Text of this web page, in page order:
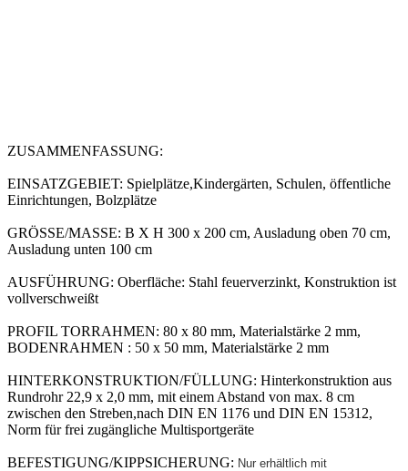
ZUSAMMENFASSUNG:
EINSATZGEBIET: Spielplätze,Kindergärten, Schulen, öffentliche
Einrichtungen, Bolzplätze
GRÖSSE/MASSE: B X H 300 x 200 cm, Ausladung oben 70 cm,
Ausladung unten 100 cm
AUSFÜHRUNG: Oberfläche: Stahl feuerverzinkt, Konstruktion ist
vollverschweißt
PROFIL TORRAHMEN: 80 x 80 mm, Materialstärke 2 mm,
BODENRAHMEN : 50 x 50 mm, Materialstärke 2 mm
HINTERKONSTRUKTION/FÜLLUNG: Hinterkonstruktion aus
Rundrohr 22,9 x 2,0 mm, mit einem Abstand von max. 8 cm
zwischen den Streben,nach DIN EN 1176 und DIN EN 15312,
Norm für frei zugängliche Multisportgeräte
BEFESTIGUNG/KIPPSICHERUNG: Nur erhältlich mit